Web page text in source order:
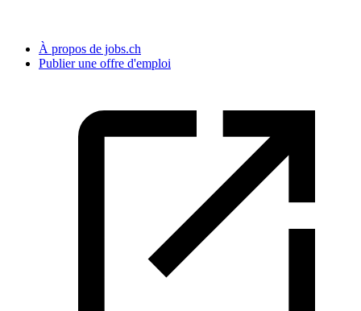
À propos de jobs.ch
Publier une offre d'emploi